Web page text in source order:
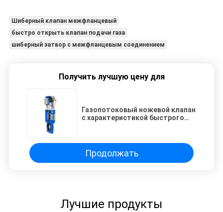
Шиберный клапан межфланцевый
быстро открыть клапан подачи газа
шиберный затвор с межфланцевым соединением
Получить лучшую цену для
Газопотоковый ножевой клапан
с характеристикой быстрого
Продолжать
Лучшие продукты